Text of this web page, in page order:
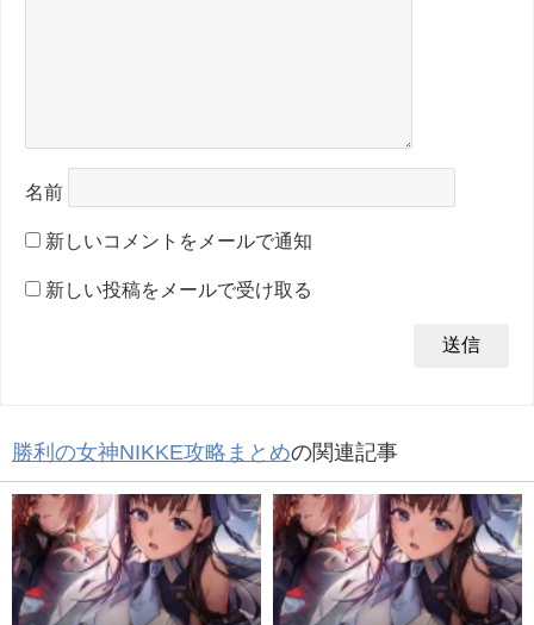
名前
新しいコメントをメールで通知
新しい投稿をメールで受け取る
勝利の女神NIKKE攻略まとめの関連記事